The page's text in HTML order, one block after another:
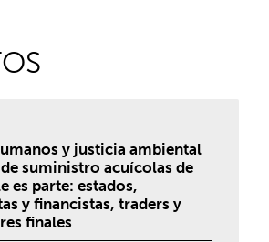
y justicia ambiental
de suministro acuícolas de
es parte: estados,
y financistas, traders y
finales